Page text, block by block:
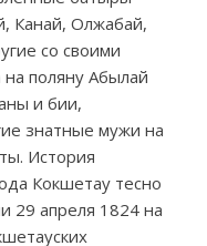
Канай, Олжабай,
со своими
поляну Абылай
и бии,
знатные мужи на
История
Кокшетау тесно
29 апреля 1824 на